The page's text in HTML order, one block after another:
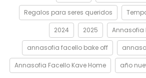
Regalos para seres queridos
2024 2025 Annasofia
annasofia facello bake off
Annasofia Facello Kave Home año